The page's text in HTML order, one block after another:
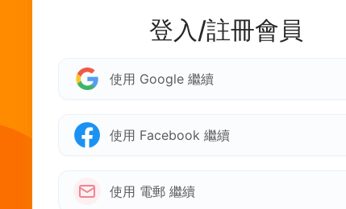
登入/註冊會員
使用 Google 繼續
使用 Facebook 繼續
使用 電郵 繼續